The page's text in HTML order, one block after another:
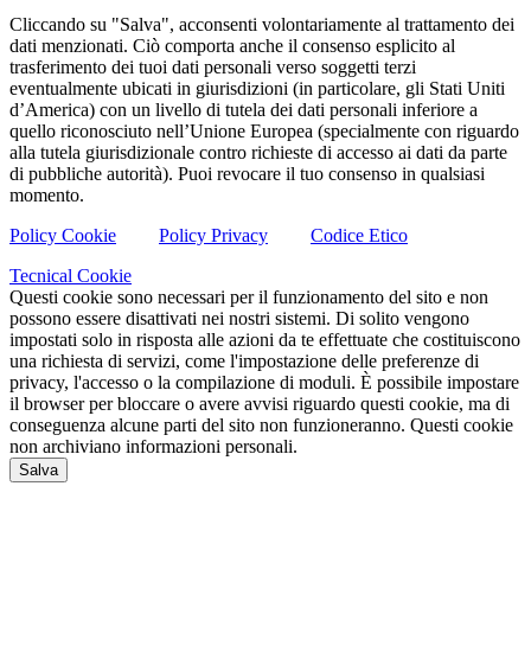
Cliccando su "Salva", acconsenti volontariamente al trattamento dei
dati menzionati. Ciò comporta anche il consenso esplicito al
trasferimento dei tuoi dati personali verso soggetti terzi
eventualmente ubicati in giurisdizioni (in particolare, gli Stati Uniti
d’America) con un livello di tutela dei dati personali inferiore a
quello riconosciuto nell’Unione Europea (specialmente con riguardo
alla tutela giurisdizionale contro richieste di accesso ai dati da parte
di pubbliche autorità). Puoi revocare il tuo consenso in qualsiasi
momento.
Policy Cookie
Policy Privacy
Codice Etico
Tecnical Cookie
Questi cookie sono necessari per il funzionamento del sito e non
possono essere disattivati nei nostri sistemi. Di solito vengono
impostati solo in risposta alle azioni da te effettuate che costituiscono
una richiesta di servizi, come l'impostazione delle preferenze di
privacy, l'accesso o la compilazione di moduli. È possibile impostare
il browser per bloccare o avere avvisi riguardo questi cookie, ma di
conseguenza alcune parti del sito non funzioneranno. Questi cookie
non archiviano informazioni personali.
Salva